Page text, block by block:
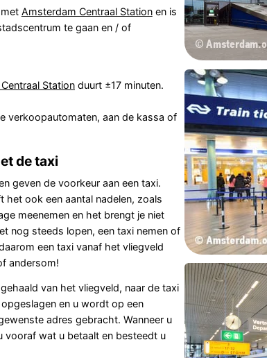
Amsterdam Centraal Stationen is
te gaan en / of
Stationduurt ±17 minuten.
verkoopautomaten, aan de kassa of
de taxi
geven de voorkeur aan een taxi.
het ook een aantal nadelen, zoals
meenemen en het brengt je niet
nog steeds lopen, een taxi nemen of
een taxi vanaf het vliegveld
andersom!
van het vliegveld, naar de taxi
en u wordt op een
adres gebracht. Wanneer u
vooraf wat u betaalt en besteedt u